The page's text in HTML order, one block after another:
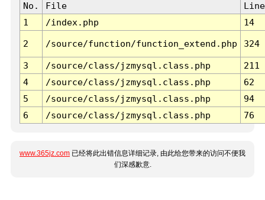
No. File
Line
1
/index.php 14
2 /source/function/function_extend.php 324
3 /source/class/jzmysql.class.php
211
4
/source/class/jzmysql.class.php
62
5
/source/class/jzmysql.class.php
94
6
/source/class/jzmysql.class.php 76
www.365jz.com 已经将此出错信息详细记录, 由此给您带来的访问不便我
们深感歉意.